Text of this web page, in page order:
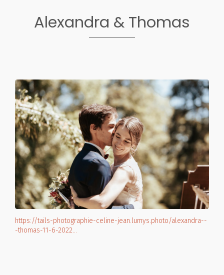
Alexandra & Thomas
https://tails-photographie-celine-jean.lumys.photo/alexandra--
-thomas-11-6-2022…